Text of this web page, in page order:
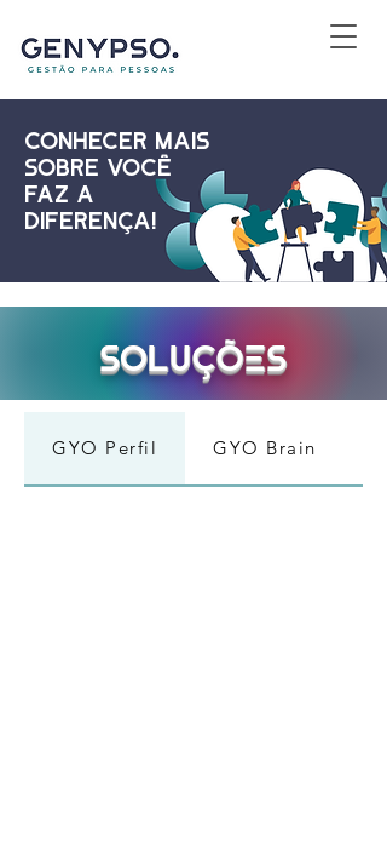
conhecer mais
sobre você
faz a
diferença!
soluções
GYO Perfil GYO Brain